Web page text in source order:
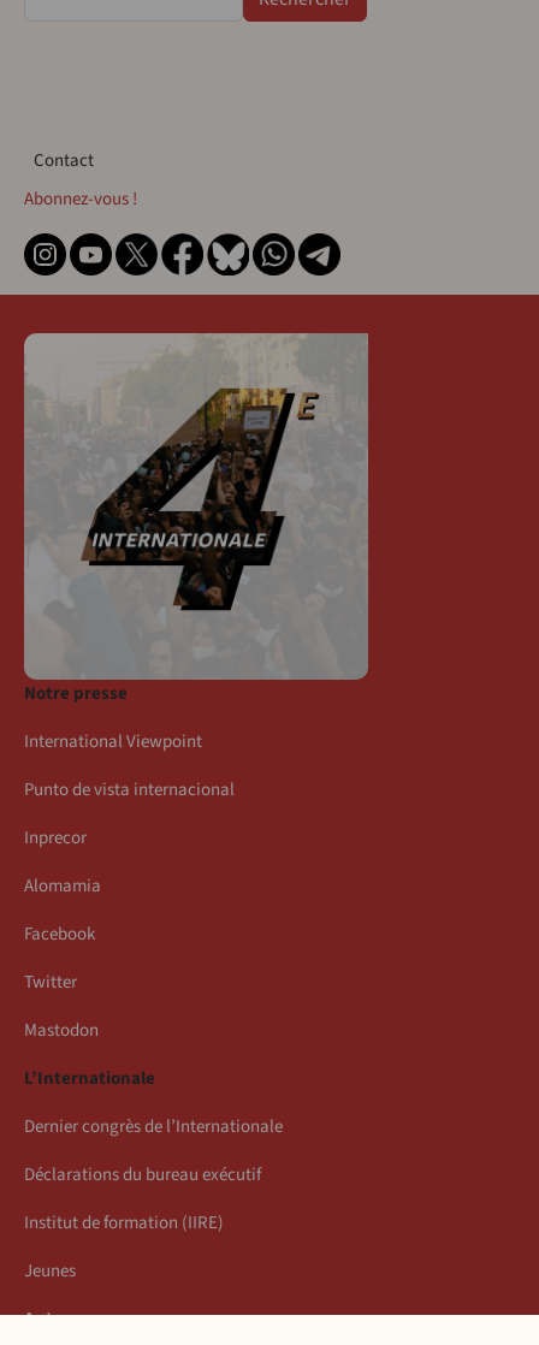
Contact
Contact
Abonnez-vous !
Notre presse
International Viewpoint
Punto de vista internacional
Inprecor
Alomamia
Facebook
Twitter
Mastodon
L’Internationale
Dernier congrès de l’Internationale
Déclarations du bureau exécutif
Institut de formation (IIRE)
Jeunes
Auteurs